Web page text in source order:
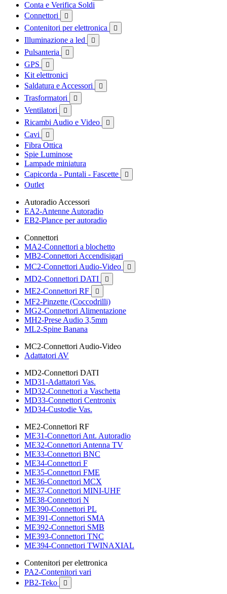
Conta e Verifica Soldi
Connettori

Contenitori per elettronica 
Illuminazione a led 
Pulsanteria 
GPS 
Kit elettronici
Saldatura e Accessori

Trasformatori 
Ventilatori 
Ricambi Audio e Video 
Cavi 
Fibra Ottica
Spie Luminose
Lampade miniatura
Capicorda - Puntali - Fascette

Outlet
Autoradio Accessori
EA2-Antenne Autoradio
EB2-Plance per autoradio
Connettori
MA2-Connettori a blochetto
MB2-Connettori Accendisigari
MC2-Connettori Audio-Video

MD2-Connettori DATI 
ME2-Connettori RF 
MF2-Pinzette (Coccodrilli)
MG2-Connettori Alimentazione
MH2-Prese Audio 3,5mm
ML2-Spine Banana
MC2-Connettori Audio-Video
Adattatori AV
MD2-Connettori DATI
MD31-Adattatori Vas.
MD32-Connettori a Vaschetta
MD33-Connettori Centronix
MD34-Custodie Vas.
ME2-Connettori RF
ME31-Connettori Ant. Autoradio
ME32-Connettori Antenna TV
ME33-Connettori BNC
ME34-Connettori F
ME35-Connettori FME
ME36-Connettori MCX
ME37-Connettori MINI-UHF
ME38-Connettori N
ME390-Connettori PL
ME391-Connettori SMA
ME392-Connettori SMB
ME393-Connettori TNC
ME394-Connettori TWINAXIAL
Contenitori per elettronica
PA2-Contenitori vari
PB2-Teko
